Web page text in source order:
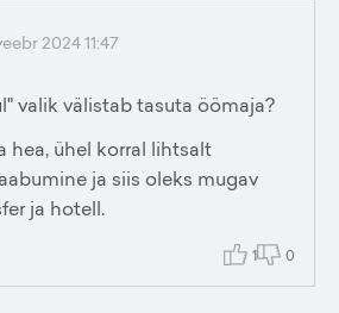
2024 11:47
valik välistab tasuta öömaja?
hea, ühel korral lihtsalt
ja siis oleks mugav
ja hotell.
1 0